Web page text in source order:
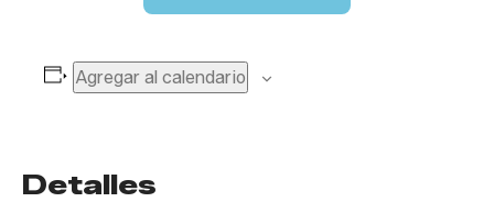
Agregar al calendario
Detalles